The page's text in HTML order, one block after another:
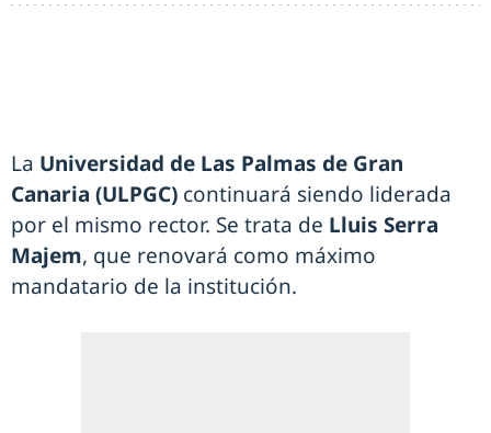
La Universidad de Las Palmas de Gran
Canaria (ULPGC) continuará siendo liderada
por el mismo rector. Se trata de Lluis Serra
Majem, que renovará como máximo
mandatario de la institución.